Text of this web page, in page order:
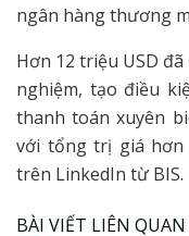
ngân hàng thương
Hơn 12 triệu USD
nghiệm, tạo điều
thanh toán xuyên
với tổng trị giá hơn
trên LinkedIn từ BIS.
BÀI VIẾT LIÊN QUAN